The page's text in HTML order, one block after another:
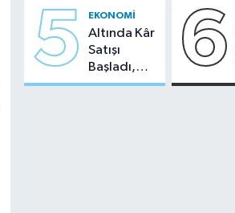
5 EKONOMI
Altında Kâr
Satışı
Başladı,
Malatya'da
6